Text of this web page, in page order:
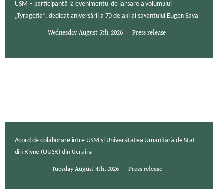
USM – participantă la evenimentul de lansare a volumului
„Tyragetia”, dedicat aniversării a 70 de ani ai savantului Eugen Sava
Wednesday August 5th, 2026 Press release
Acord de colaborare între USM și Universitatea Umanitară de Stat
din Rivne (UUSR) din Ucraina
Tuesday August 4th, 2026 Press release